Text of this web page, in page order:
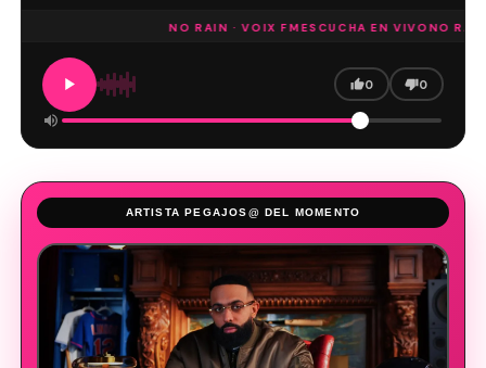
NO RAIN · VOIX FMESCUCHA EN VIVONO RAIN
0 0
ARTISTA PEGAJOS@ DEL MOMENTO